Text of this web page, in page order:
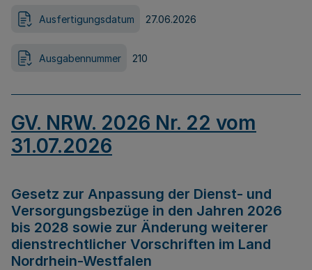
Ausfertigungsdatum 27.06.2026
Ausgabennummer 210
GV. NRW. 2026 Nr. 22 vom
31.07.2026
Gesetz zur Anpassung der Dienst- und
Versorgungsbezüge in den Jahren 2026
bis 2028 sowie zur Änderung weiterer
dienstrechtlicher Vorschriften im Land
Nordrhein-Westfalen